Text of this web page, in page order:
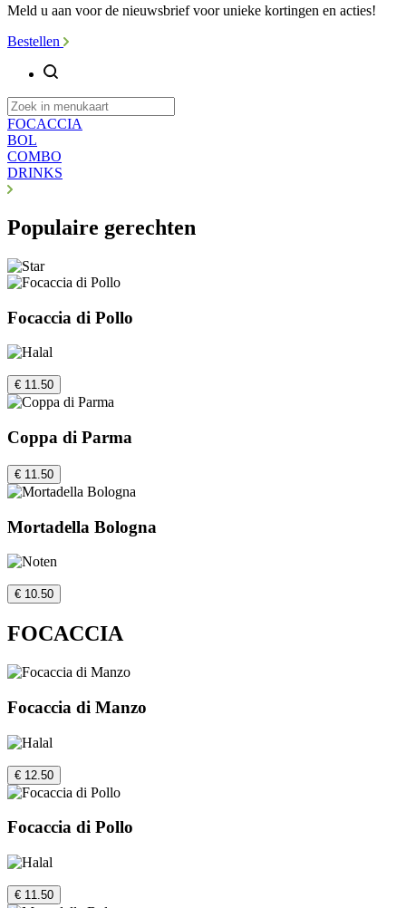
Meld u aan voor de nieuwsbrief voor unieke kortingen en acties!
Bestellen
FOCACCIA
BOL
COMBO
DRINKS
Populaire gerechten
Focaccia di Pollo
€ 11.50
Coppa di Parma
€ 11.50
Mortadella Bologna
€ 10.50
FOCACCIA
Focaccia di Manzo
€ 12.50
Focaccia di Pollo
€ 11.50